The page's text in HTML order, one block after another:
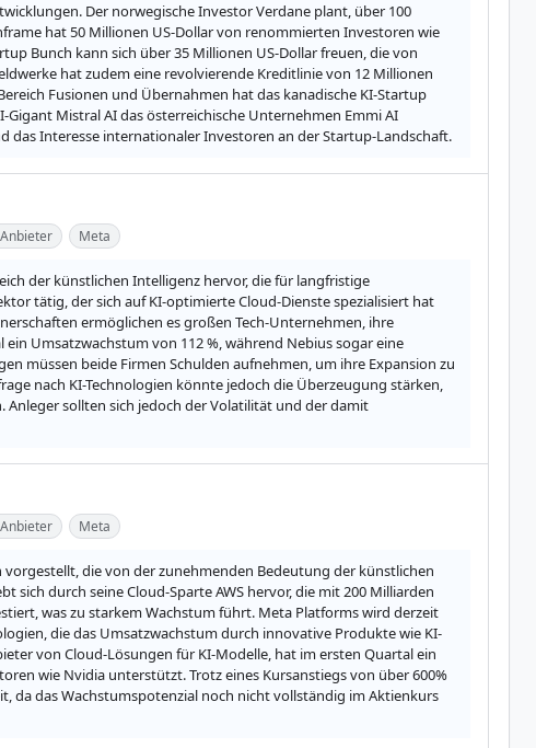
Der norwegische Investor Verdane plant, über 100
hat 50 Millionen US-Dollar von renommierten Investoren wie
Bunch kann sich über 35 Millionen US-Dollar freuen, die von
hat zudem eine revolvierende Kreditlinie von 12 Millionen
Fusionen und Übernahmen hat das kanadische KI-Startup
Mistral AI das österreichische Unternehmen Emmi AI
das Interesse internationaler Investoren an der Startup-Landschaft.
Meta
der künstlichen Intelligenz hervor, die für langfristige
tätig, der sich auf KI-optimierte Cloud-Dienste spezialisiert hat
ermöglichen es großen Tech-Unternehmen, ihre
Umsatzwachstum von 112 %, während Nebius sogar eine
müssen beide Firmen Schulden aufnehmen, um ihre Expansion zu
nach KI-Technologien könnte jedoch die Überzeugung stärken,
sollten sich jedoch der Volatilität und der damit
Meta
die von der zunehmenden Bedeutung der künstlichen
durch seine Cloud-Sparte AWS hervor, die mit 200 Milliarden
was zu starkem Wachstum führt. Meta Platforms wird derzeit
die das Umsatzwachstum durch innovative Produkte wie KI-
von Cloud-Lösungen für KI-Modelle, hat im ersten Quartal ein
wie Nvidia unterstützt. Trotz eines Kursanstiegs von über 600%
da das Wachstumspotenzial noch nicht vollständig im Aktienkurs